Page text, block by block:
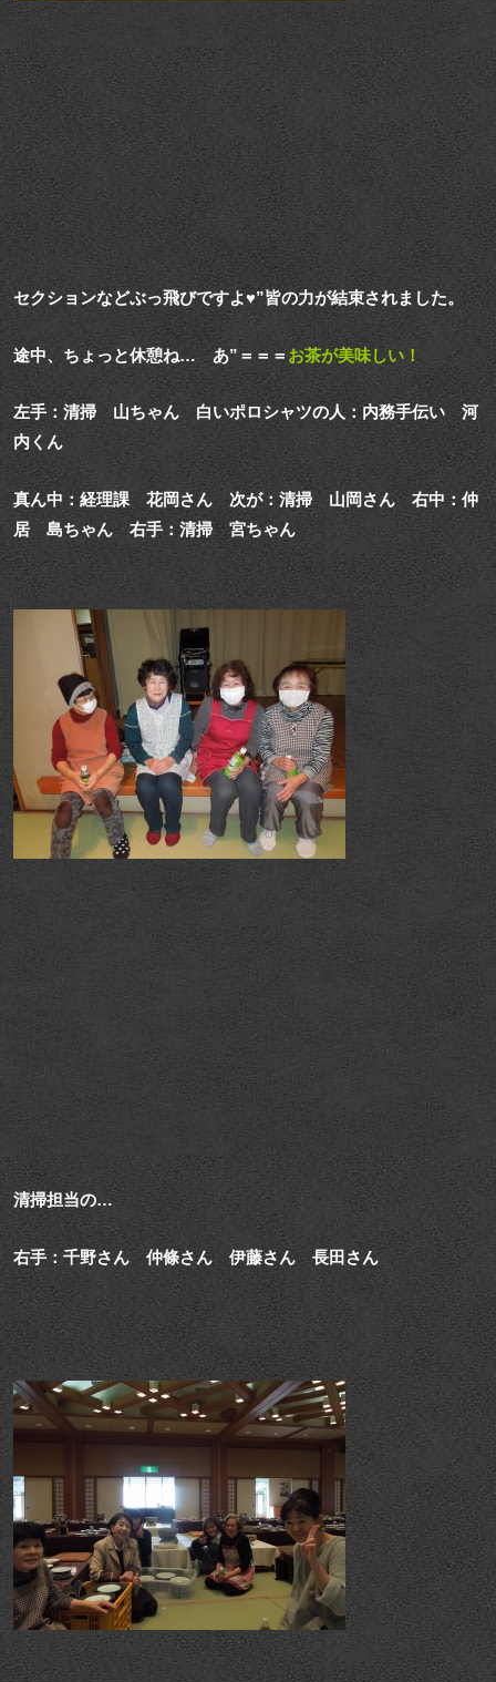
セクションなどぶっ飛びですよ♥”皆の力が結束されました。
途中、ちょっと休憩ね… あ”＝＝＝ お茶が美味しい！
左手：清掃 山ちゃん 白いポロシャツの人：内務手伝い 河
内くん
真ん中：経理課 花岡さん 次が：清掃 山岡さん 右中：仲
居 島ちゃん 右手：清掃 宮ちゃん
清掃担当の…
右手：千野さん 仲條さん 伊藤さん 長田さん